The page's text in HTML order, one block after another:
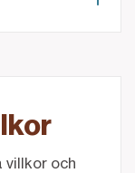
villkor och